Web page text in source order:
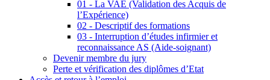
01 - La VAE (Validation des Acquis de
l’Expérience)
02 - Descriptif des formations
03 - Interruption d’études infirmier et
reconnaissance AS (Aide-soignant)
Devenir membre du jury
Perte et vérification des diplômes d’Etat